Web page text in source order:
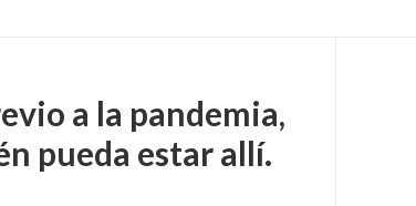
a la pandemia,
pueda estar allí.